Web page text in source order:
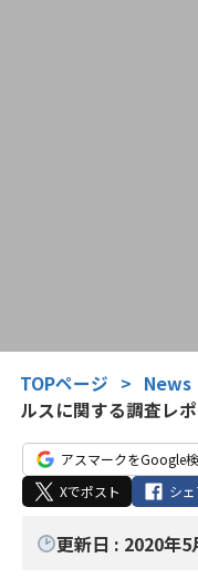
TOPページ > News
ルスに関する調査レ
アスマークをGoogle
Xでポスト
シ
更新日 : 2020年5